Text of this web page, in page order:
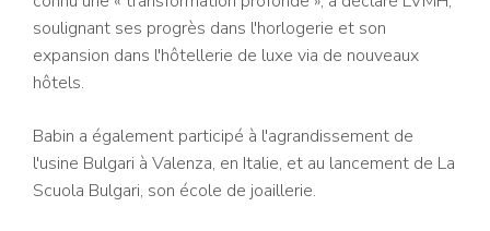
soulignant ses progrès dans l'horlogerie et son
expansion dans l'hôtellerie de luxe via de nouveaux
hôtels.
Babin a également participé à l'agrandissement de
l'usine Bulgari à Valenza, en Italie, et au lancement de La
Scuola Bulgari, son école de joaillerie.